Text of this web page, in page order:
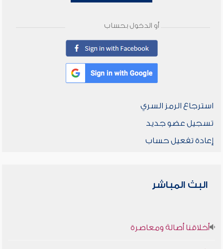
أو الدخول بحساب
استرجاع الرمز السري
تسجيل عضو جديد
إعادة تفعيل حساب
البث المباشر
أخلاقنا أصالة ومعاصرة